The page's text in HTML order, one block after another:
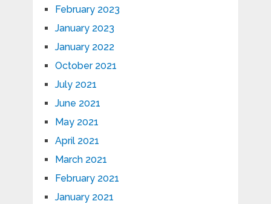
February 2023
January 2023
January 2022
October 2021
July 2021
June 2021
May 2021
April 2021
March 2021
February 2021
January 2021